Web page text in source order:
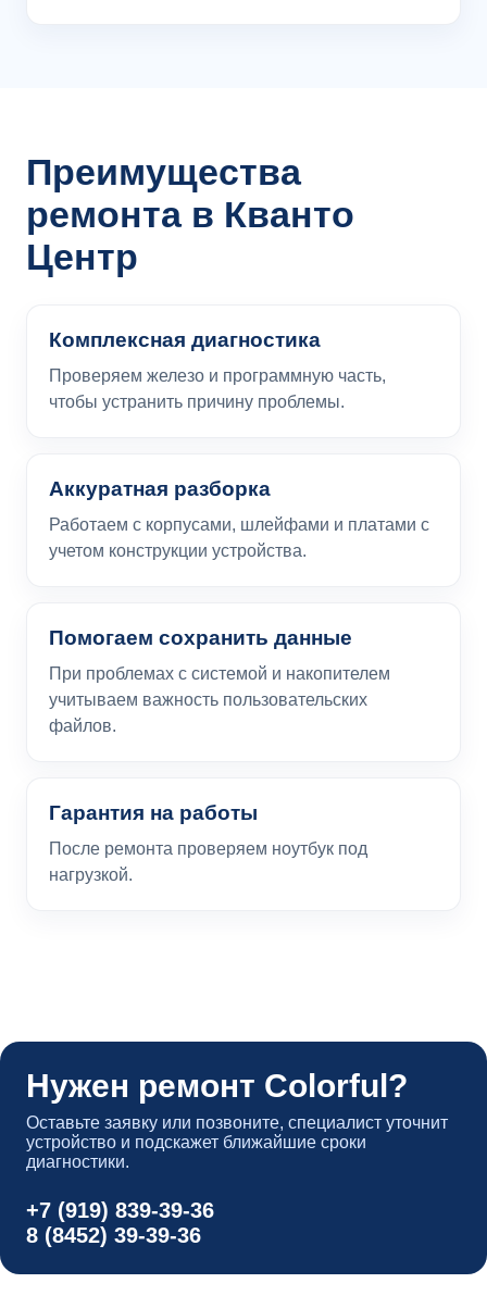
Преимущества
ремонта в Кванто
Центр
Комплексная диагностика
Проверяем железо и программную часть,
чтобы устранить причину проблемы.
Аккуратная разборка
Работаем с корпусами, шлейфами и платами с
учетом конструкции устройства.
Помогаем сохранить данные
При проблемах с системой и накопителем
учитываем важность пользовательских
файлов.
Гарантия на работы
После ремонта проверяем ноутбук под
нагрузкой.
Нужен ремонт Colorful?
Оставьте заявку или позвоните, специалист уточнит
устройство и подскажет ближайшие сроки
диагностики.
+7 (919) 839-39-36
8 (8452) 39-39-36